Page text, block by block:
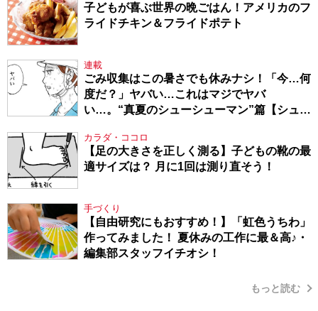
子どもが喜ぶ世界の晩ごはん！アメリカのフ
ライドチキン＆フライドポテト
連載
ごみ収集はこの暑さでも休みナシ！「今…何
度だ？」ヤバい…これはマジでヤバ
い…。“真夏のシューシューマン”篇【シュー
カラダ・ココロ
【足の大きさを正しく測る】子どもの靴の最
適サイズは？ 月に1回は測り直そう！
手づくり
【自由研究にもおすすめ！】「虹色うちわ」
作ってみました！ 夏休みの工作に最＆高♪・
編集部スタッフイチオシ！
もっと読む